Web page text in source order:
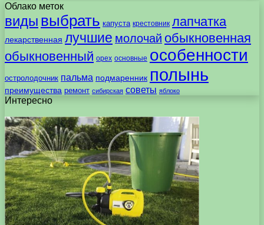
Облако меток
виды выбрать капуста крестовник лапчатка
лекарственная лучшие молочай обыкновенная
обыкновенный орех основные особенности
остролодочник пальма подмаренник полынь
преимущества ремонт сибирская советы яблоко
Интересно